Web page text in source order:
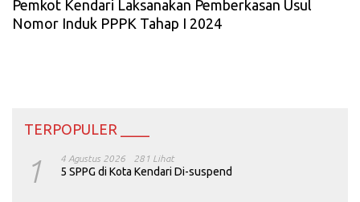
Pemkot Kendari Laksanakan Pemberkasan Usul
Nomor Induk PPPK Tahap I 2024
TERPOPULER ____
1 4 Agustus 2026 281 Lihat
5 SPPG di Kota Kendari Di-suspend